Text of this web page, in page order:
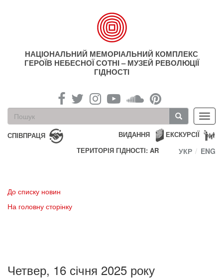
НАЦІОНАЛЬНИЙ МЕМОРІАЛЬНИЙ КОМПЛЕКС
ГЕРОЇВ НЕБЕСНОЇ СОТНІ – МУЗЕЙ РЕВОЛЮЦІЇ
ГІДНОСТІ
Пошукова
форма
Пошук
СПІВПРАЦЯ ЕКСКУРСІЇ
ВИДАННЯ
ТЕРИТОРІЯ ГІДНОСТІ: AR
УКР ENG
До списку новин
На головну сторінку
Четвер, 16 січня 2025 року